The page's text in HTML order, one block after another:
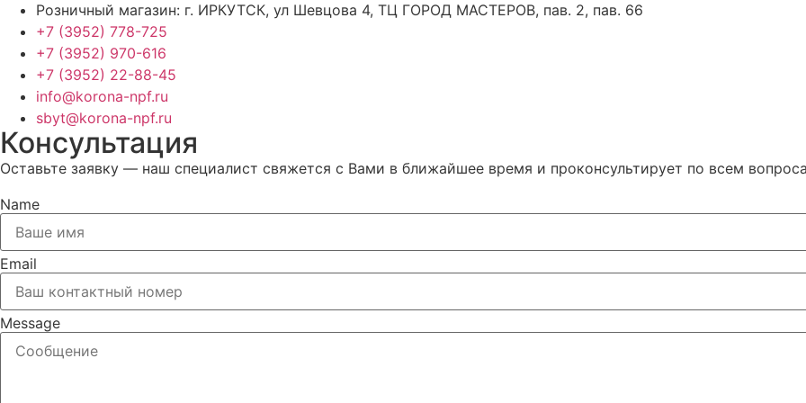
Розничный магазин: г. ИРКУТСК, ул Шевцова 4, ТЦ ГОРОД МАСТЕРОВ, пав. 2, пав. 66
+7 (3952) 778-725
+7 (3952) 970-616
+7 (3952) 22-88-45
info@korona-npf.ru
sbyt@korona-npf.ru
Консультация
Оставьте заявку — наш специалист свяжется с Вами в ближайшее время и проконсультирует по всем
Name
Email
Message